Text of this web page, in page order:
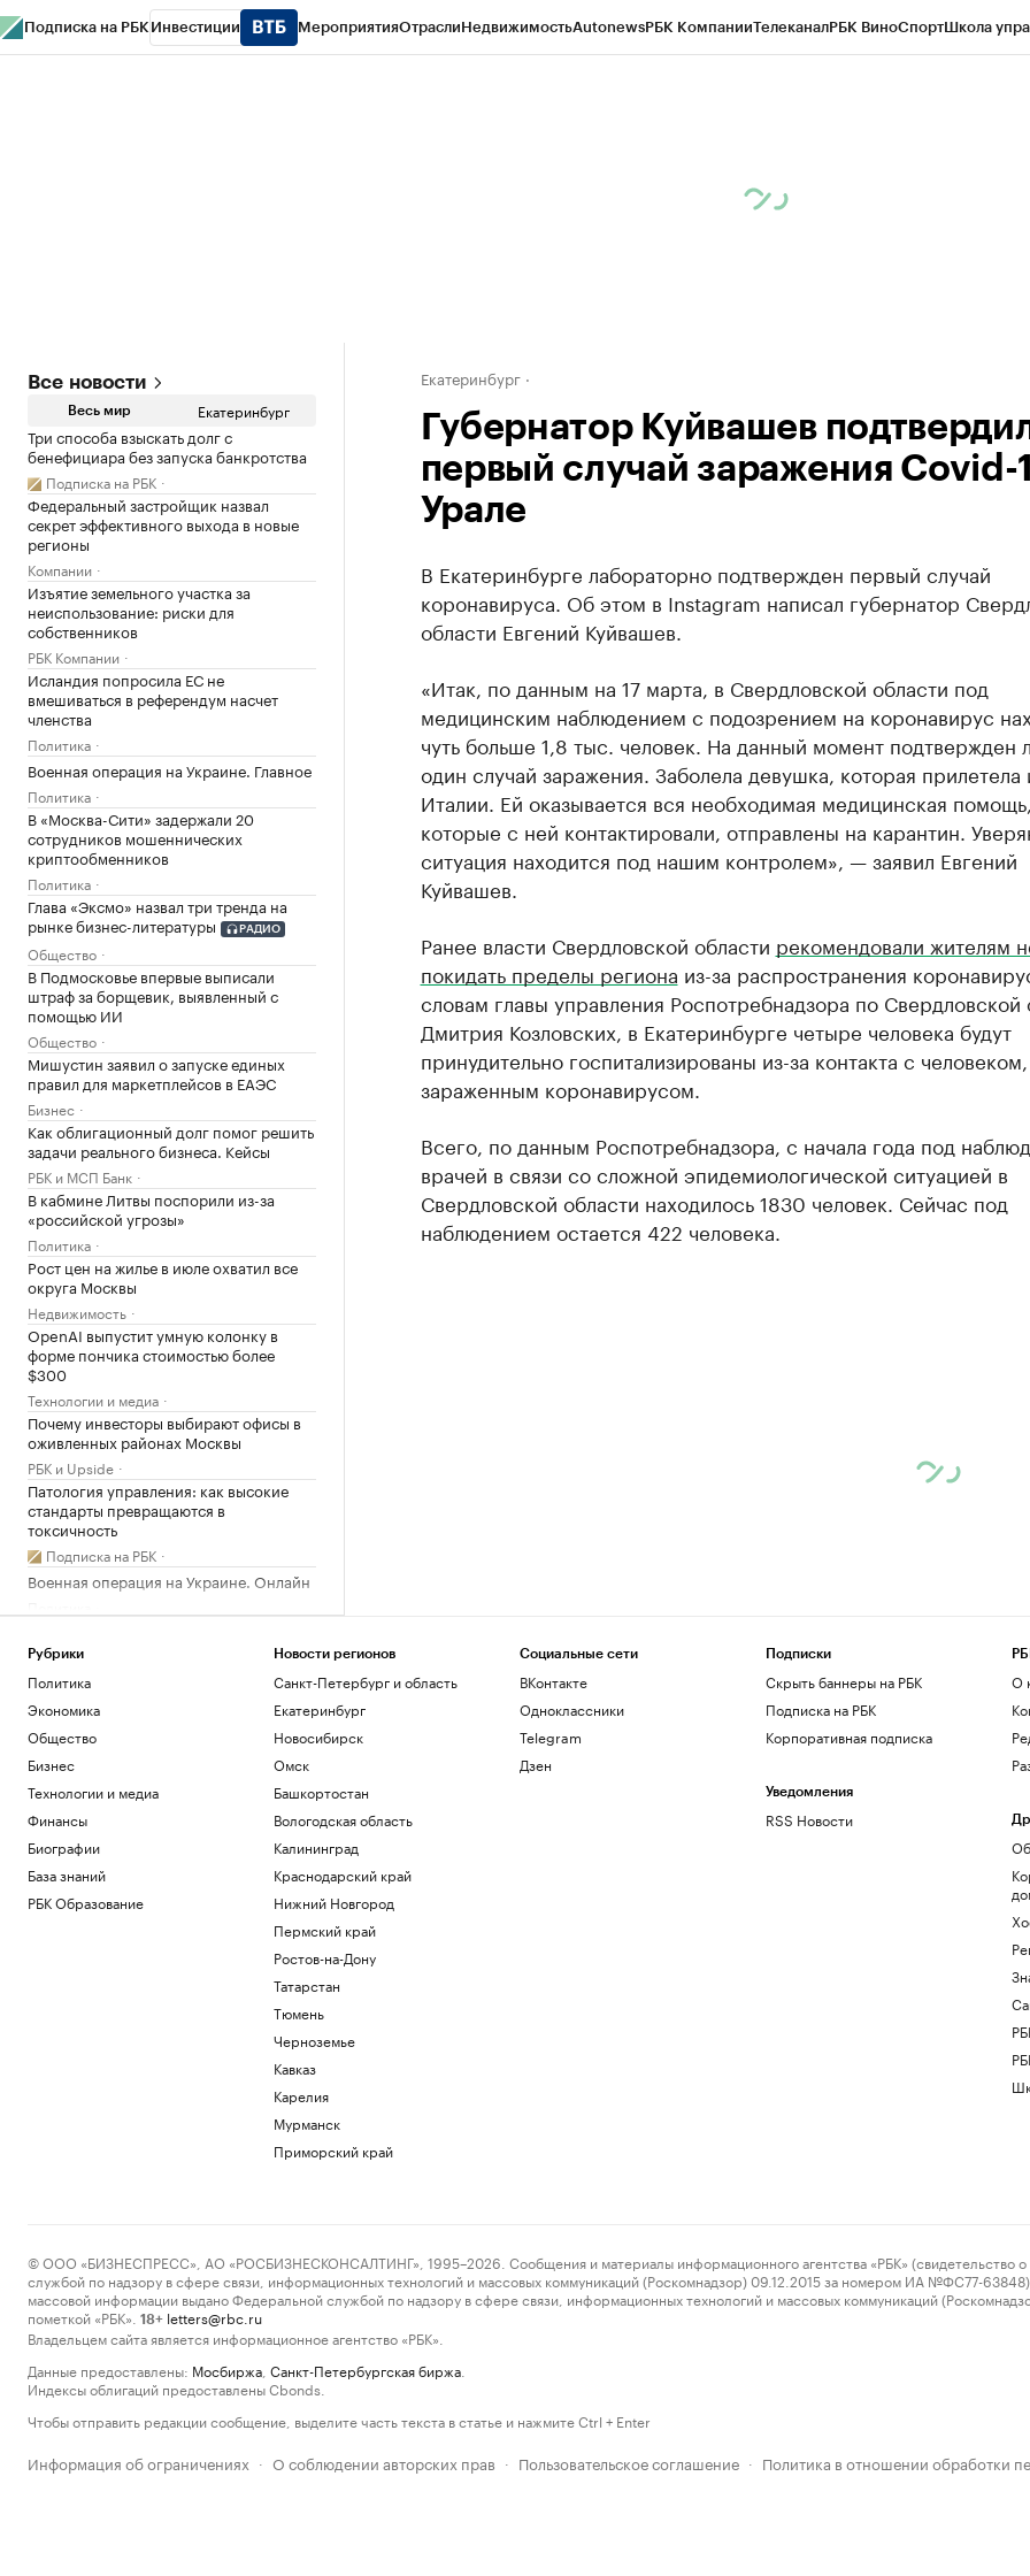
Подписка на РБК Инвестиции МероприятияОтраслиНедвижимостьAutonewsРБК КомпанииТелеканалРБК ВиноСпортШкола
Все новости
Весь мир Екатеринбург
Три способа взыскать долг с
бенефициара без запуска банкротства
Подписка на РБК
Федеральный застройщик назвал
секрет эффективного выхода в новые
регионы
Компании
Изъятие земельного участка за
неиспользование: риски для
собственников
РБК Компании
Исландия попросила ЕС не
вмешиваться в референдум насчет
членства
Политика
Военная операция на Украине. Главное
Политика
В «Москва-Сити» задержали 20
сотрудников мошеннических
криптообменников
Политика
Глава «Эксмо» назвал три тренда на
рынке бизнес-литературы
РАДИО
Общество
В Подмосковье впервые выписали
штраф за борщевик, выявленный с
помощью ИИ
Общество
Мишустин заявил о запуске единых
правил для маркетплейсов в ЕАЭС
Бизнес
Как облигационный долг помог решить
задачи реального бизнеса. Кейсы
РБК и МСП Банк
В кабмине Литвы поспорили из-за
«российской угрозы»
Политика
Рост цен на жилье в июле охватил все
округа Москвы
Недвижимость
OpenAI выпустит умную колонку в
форме пончика стоимостью более
$300
Технологии и медиа
Почему инвесторы выбирают офисы в
оживленных районах Москвы
РБК и Upside
Патология управления: как высокие
стандарты превращаются в
токсичность
Подписка на РБК
Военная операция на Украине. Онлайн
развитие. 4 шага, как это сделать
Образование
Что известно об атаках БПЛА на
регионы России. Главное к 7 августа
Политика
В WB сообщили о состоянии товаров
после атаки на склад под
Екатеринбургом
Политика
Иностранные карты для россиян: гид
по зарубежным банкам на 2026 год
РБК Компании
Екатеринбург
Губернатор Куйвашев
первый случай заражения Covid-
Урале
В Екатеринбурге лабораторно подтвержден первый случай
коронавируса. Об этом в Instagram написал губернатор
области Евгений Куйвашев.
«Итак, по данным на 17 марта, в Свердловской области под
медицинским наблюдением с подозрением на коронавирус
чуть больше 1,8 тыс. человек. На данный момент подтвержден
один случай заражения. Заболела девушка, которая прилетела
Италии. Ей оказывается вся необходимая медицинская
которые с ней контактировали, отправлены на карантин.
ситуация находится под нашим контролем», — заявил Евгений
Куйвашев.
Ранее власти Свердловской области рекомендовали жителям
покидать пределы региона из-за распространения
словам главы управления Роспотребнадзора по Свердловской
Дмитрия Козловских, в Екатеринбурге четыре человека будут
принудительно госпитализированы из-за контакта с человеком,
зараженным коронавирусом.
Всего, по данным Роспотребнадзора, с начала года под
врачей в связи со сложной эпидемиологической ситуацией в
Свердловской области находилось 1830 человек. Сейчас под
наблюдением остается 422 человека.
Рубрики
Политика
Экономика
Общество
Бизнес
Технологии и медиа
Финансы
Биографии
База знаний
РБК Образование
Новости регионов
Санкт-Петербург и область
Екатеринбург
Новосибирск
Омск
Башкортостан
Вологодская область
Калининград
Краснодарский край
Нижний Новгород
Пермский край
Ростов-на-Дону
Татарстан
Тюмень
Черноземье
Кавказ
Карелия
Мурманск
Приморский край
Социальные сети
ВКонтакте
Одноклассники
Telegram
Дзен
Подписки
Скрыть баннеры на РБК
Подписка на РБК
Корпоративная подписка
Уведомления
RSS Новости
О
© ООО «БИЗНЕСПРЕСС», АО «РОСБИЗНЕСКОНСАЛТИНГ», 1995–2026. Сообщения и материалы информационного агентства «РБК» (свидетельство о
службой по надзору в сфере связи, информационных технологий и массовых коммуникаций (Роскомнадзор) 09.12.2015 за номером ИА №ФС77-63848)
массовой информации выдано Федеральной службой по надзору в сфере связи, информационных технологий и массовых коммуникаций
пометкой «РБК».
18+ letters@rbc.ru
Владельцем сайта является информационное агентство «РБК».
Данные предоставлены: Мосбиржа Санкт-Петербургская биржа
Индексы облигаций предоставлены Cbonds.
Чтобы отправить редакции сообщение, выделите часть текста в статье и нажмите Ctrl + Enter
Информация об ограничениях · О соблюдении авторских прав · Пользовательское соглашение · Политика в отношении обработки